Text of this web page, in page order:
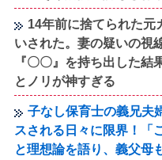
14年前に捨てられた元
いされた。妻の疑いの視
『〇〇』を持ち出した
とノリが神すぎる
子なし保育士の義兄夫
スされる日々に限界！「
と理想論を語り、義父母